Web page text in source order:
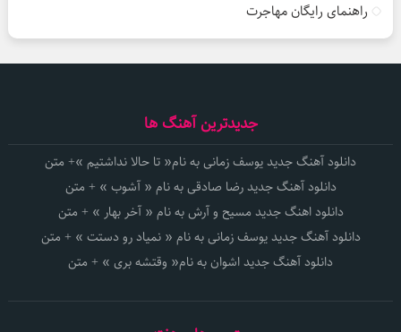
راهنمای رایگان مهاجرت
جدیدترین آهنگ ها
دانلود آهنگ جدید یوسف زمانی به نام« تا حالا نداشتیم »+ متن
دانلود آهنگ جدید رضا صادقی به نام « آشوب » + متن
دانلود اهنگ جدید مسیح و آرش به نام « آخر بهار » + متن
دانلود آهنگ جدید یوسف زمانی به نام « نمیاد رو دستت » + متن
دانلود آهنگ جدید اشوان به نام« وقتشه بری » + متن